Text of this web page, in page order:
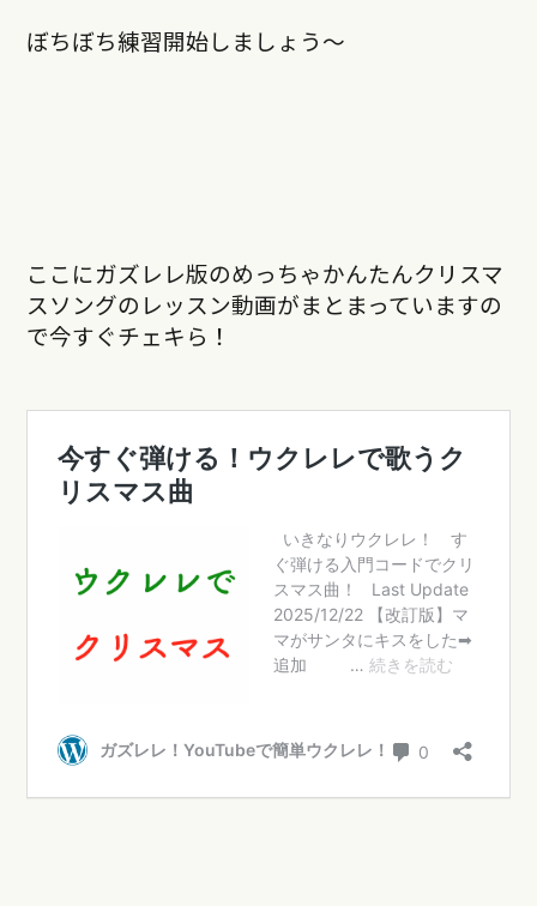
ぼちぼち練習開始しましょう〜
ここにガズレレ版のめっちゃかんたんクリスマ
スソングのレッスン動画がまとまっていますの
で今すぐチェキら！